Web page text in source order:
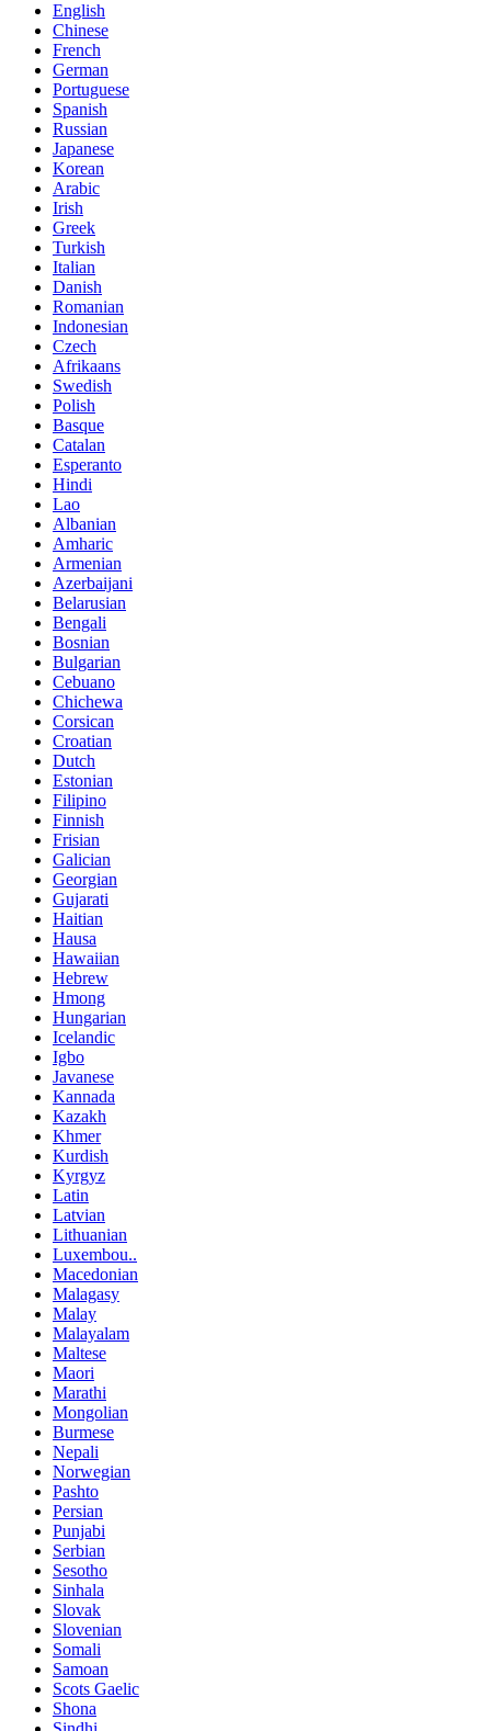
English
Chinese
French
German
Portuguese
Spanish
Russian
Japanese
Korean
Arabic
Irish
Greek
Turkish
Italian
Danish
Romanian
Indonesian
Czech
Afrikaans
Swedish
Polish
Basque
Catalan
Esperanto
Hindi
Lao
Albanian
Amharic
Armenian
Azerbaijani
Belarusian
Bengali
Bosnian
Bulgarian
Cebuano
Chichewa
Corsican
Croatian
Dutch
Estonian
Filipino
Finnish
Frisian
Galician
Georgian
Gujarati
Haitian
Hausa
Hawaiian
Hebrew
Hmong
Hungarian
Icelandic
Igbo
Javanese
Kannada
Kazakh
Khmer
Kurdish
Kyrgyz
Latin
Latvian
Lithuanian
Luxembou..
Macedonian
Malagasy
Malay
Malayalam
Maltese
Maori
Marathi
Mongolian
Burmese
Nepali
Norwegian
Pashto
Persian
Punjabi
Serbian
Sesotho
Sinhala
Slovak
Slovenian
Somali
Samoan
Scots Gaelic
Shona